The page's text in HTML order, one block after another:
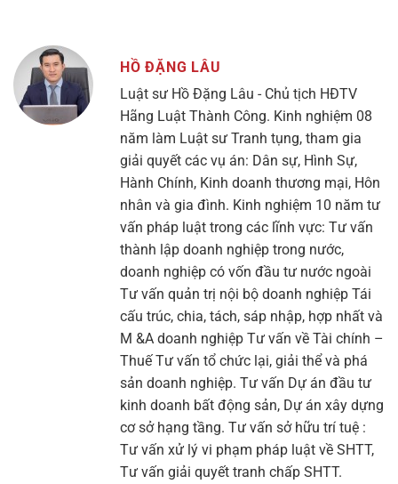
HỒ ĐẶNG LÂU
Luật sư Hồ Đặng Lâu - Chủ tịch HĐTV
Hãng Luật Thành Công. Kinh nghiệm 08
năm làm Luật sư Tranh tụng, tham gia
giải quyết các vụ án: Dân sự, Hình Sự,
Hành Chính, Kinh doanh thương mại, Hôn
nhân và gia đình. Kinh nghiệm 10 năm tư
vấn pháp luật trong các lĩnh vực: Tư vấn
thành lập doanh nghiệp trong nước,
doanh nghiệp có vốn đầu tư nước ngoài
Tư vấn quản trị nội bộ doanh nghiệp Tái
cấu trúc, chia, tách, sáp nhập, hợp nhất và
M &A doanh nghiệp Tư vấn về Tài chính –
Thuế Tư vấn tổ chức lại, giải thể và phá
sản doanh nghiệp. Tư vấn Dự án đầu tư
kinh doanh bất động sản, Dự án xây dựng
cơ sở hạng tầng. Tư vấn sở hữu trí tuệ :
Tư vấn xử lý vi phạm pháp luật về SHTT,
Tư vấn giải quyết tranh chấp SHTT.